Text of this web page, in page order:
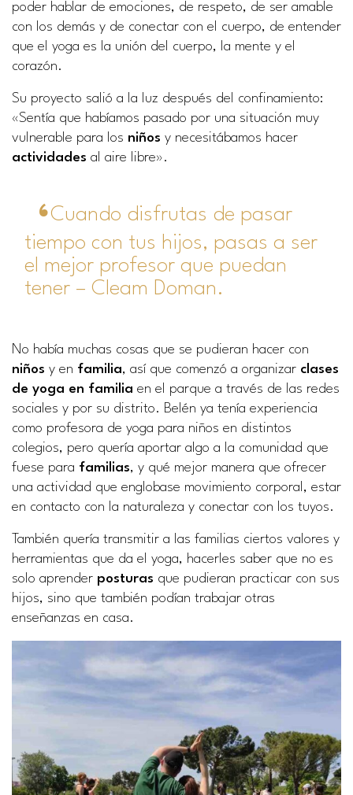
poder hablar de emociones, de respeto, de ser amable
con los demás y de conectar con el cuerpo, de entender
que el yoga es la unión del cuerpo, la mente y el
corazón.
Su proyecto salió a la luz después del confinamiento:
«Sentía que habíamos pasado por una situación muy
vulnerable para los niños y necesitábamos hacer
actividades al aire libre».
Cuando disfrutas de pasar
tiempo con tus hijos, pasas a ser
el mejor profesor que puedan
tener – Cleam Doman.
No había muchas cosas que se pudieran hacer con
niños y en familia, así que comenzó a organizar clases
de yoga en familia en el parque a través de las redes
sociales y por su distrito. Belén ya tenía experiencia
como profesora de yoga para niños en distintos
colegios, pero quería aportar algo a la comunidad que
fuese para familias, y qué mejor manera que ofrecer
una actividad que englobase movimiento corporal, estar
en contacto con la naturaleza y conectar con los tuyos.
También quería transmitir a las familias ciertos valores y
herramientas que da el yoga, hacerles saber que no es
solo aprender posturas que pudieran practicar con sus
hijos, sino que también podían trabajar otras
enseñanzas en casa.